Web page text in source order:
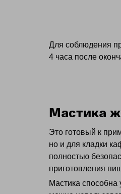
Для соблюдения
4 часа после
Мастика
Это готовый к
но и для кладки
полностью
приготовления
Мастика